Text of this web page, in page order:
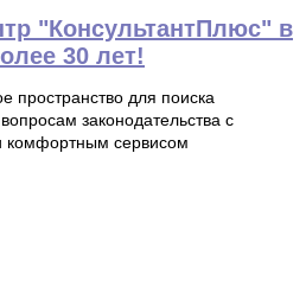
"КонсультантПлюс" в
30 лет!
пространство для поиска
законодательства с
комфортным сервисом